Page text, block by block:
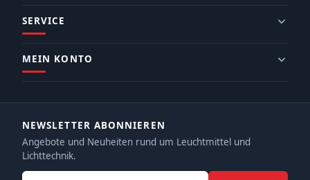
SERVICE
MEIN KONTO
NEWSLETTER ABONNIEREN
Angebote und Neuheiten rund um Leuchtmittel und
Lichttechnik.